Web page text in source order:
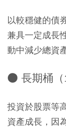
以較穩健的債
兼具一定成長
動中減少總資
● 長期桶（
投資於股票等
資產成長，因